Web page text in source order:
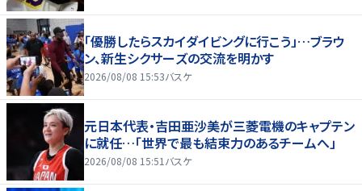
「優勝したらスカイダイビングに行こう」…ブラウ
ン、新生シクサーズの交流を明かす
2026/08/08 15:53バスケ
元日本代表・吉田亜沙美が三菱電機のキャプテン
に就任…「世界で最も結束力のあるチームへ」
2026/08/08 15:51 バスケ